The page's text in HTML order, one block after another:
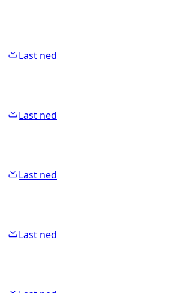
Last ned
Last ned
Last ned
Last ned